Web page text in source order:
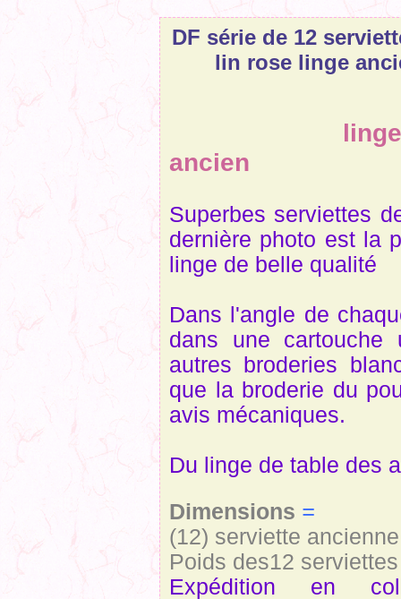
DF série de 12
lin rose linge
linge de
ancien
Superbes serviettes
dernière photo est la
linge de belle qualité
Dans l'angle de
dans une
autres broderies
que la broderie du
avis mécaniques.
Du linge de table des
Dimensions =
(12) serviette
Poids des12
Expédition en